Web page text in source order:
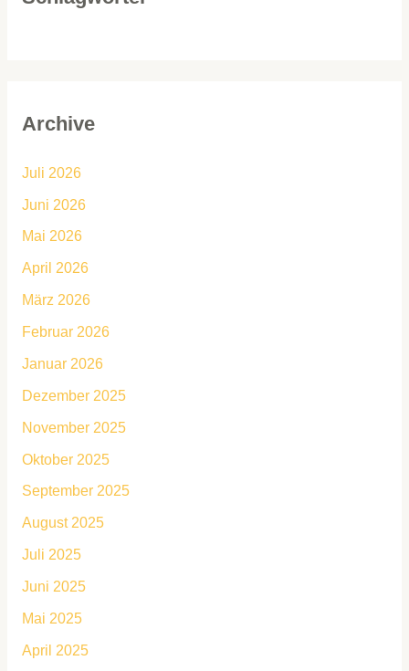
Archive
Juli 2026
Juni 2026
Mai 2026
April 2026
März 2026
Februar 2026
Januar 2026
Dezember 2025
November 2025
Oktober 2025
September 2025
August 2025
Juli 2025
Juni 2025
Mai 2025
April 2025